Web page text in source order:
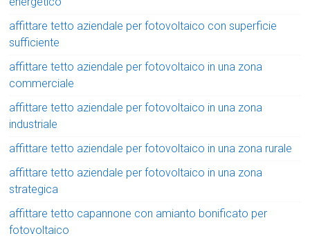
affittare tetto aziendale per fotovoltaico con superficie
sufficiente
affittare tetto aziendale per fotovoltaico in una zona
commerciale
affittare tetto aziendale per fotovoltaico in una zona
industriale
affittare tetto aziendale per fotovoltaico in una zona rurale
affittare tetto aziendale per fotovoltaico in una zona
strategica
affittare tetto capannone con amianto bonificato per
fotovoltaico